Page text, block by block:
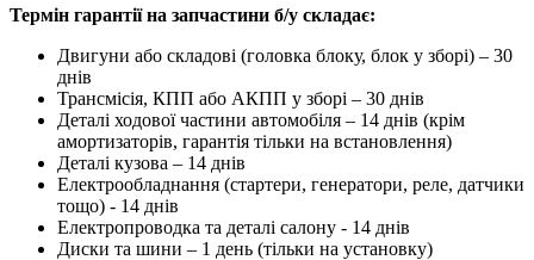
Термін гарантії на запчастини б/у складає:
Двигуни або складові (головка блоку, блок у зборі) – 30
днів
Трансмісія, КПП або АКПП у зборі – 30 днів
Деталі ходової частини автомобіля – 14 днів (крім
амортизаторів, гарантія тільки на встановлення)
Деталі кузова – 14 днів
Електрообладнання (стартери, генератори, реле, датчики
тощо) - 14 днів
Електропроводка та деталі салону - 14 днів
Диски та шини – 1 день (тільки на установку)